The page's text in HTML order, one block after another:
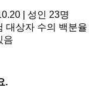
| 성인 23명
대상자 수의 백분율
음
.